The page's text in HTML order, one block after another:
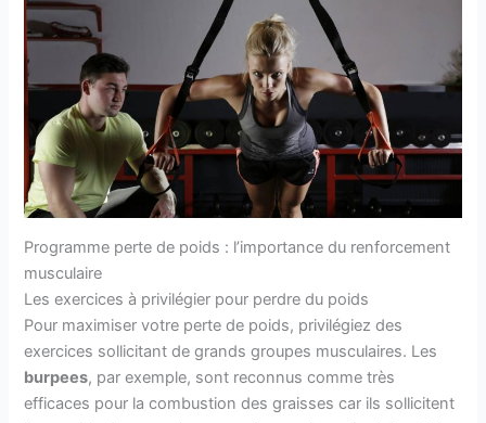
Programme perte de poids : l’importance du renforcement
musculaire
Les exercices à privilégier pour perdre du poids
Pour maximiser votre perte de poids, privilégiez des
exercices sollicitant de grands groupes musculaires. Les
burpees, par exemple, sont reconnus comme très
efficaces pour la combustion des graisses car ils sollicitent